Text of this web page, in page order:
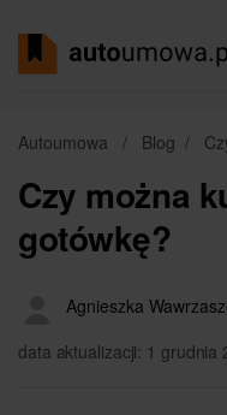
Autoumowa / Blog /
Czy można
gotówkę?
Agnieszka
data aktualizacji: 1 grudnia